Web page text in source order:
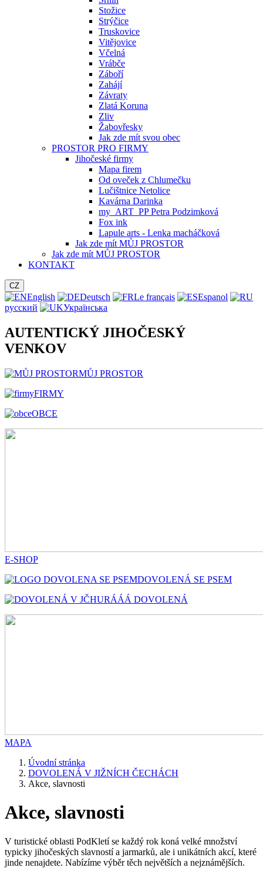
Stožice
Strýčice
Truskovice
Vitějovice
Včelná
Vrábče
Záboří
Zahájí
Závraty
Zlatá Koruna
Zliv
Žabovřesky
Jak zde mít svou obec
PROSTOR PRO FIRMY
Jihočeské firmy
Mapa firem
Od oveček z Chlumečku
Lučištnice Netolice
Kavárna Darinka
my_ART_PP Petra Podzimková
Fox ink
Lapule arts - Lenka macháčková
Jak zde mít MŮJ PROSTOR
Jak zde mít MŮJ PROSTOR
KONTAKT
CZ
English Deutsch Le français
Espanol
русский
Українська
AUTENTICKÝ JIHOČESKÝ
VENKOV
MŮJ PROSTOR
FIRMY
OBCE
E-SHOP
DOVOLENÁ SE PSEM
HURÁÁÁ DOVOLENÁ
MAPA
Úvodní stránka
DOVOLENÁ V JIŽNÍCH ČECHÁCH
Akce, slavnosti
Akce, slavnosti
V turistické oblasti PodKletí se každý rok koná velké množství
typicky jihočeských slavností a jarmarků, ale i unikátních akcí, které
jinde nenajdete. Nabízíme výběr těch největších a nejznámějších.